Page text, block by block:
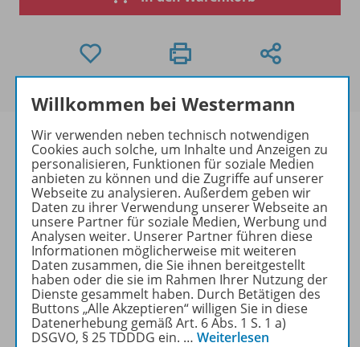
Produktinformationen
Beschreibung
Zugehörige Produkte
Willkommen bei Westermann
Wir verwenden neben technisch notwendigen
Cookies auch solche, um Inhalte und Anzeigen zu
personalisieren, Funktionen für soziale Medien
anbieten zu können und die Zugriffe auf unserer
Webseite zu analysieren. Außerdem geben wir
Daten zu ihrer Verwendung unserer Webseite an
unsere Partner für soziale Medien, Werbung und
Analysen weiter. Unserer Partner führen diese
Informationen möglicherweise mit weiteren
Daten zusammen, die Sie ihnen bereitgestellt
haben oder die sie im Rahmen Ihrer Nutzung der
Dienste gesammelt haben. Durch Betätigen des
Buttons „Alle Akzeptieren“ willigen Sie in diese
Datenerhebung gemäß Art. 6 Abs. 1 S. 1 a)
DSGVO, § 25 TDDDG ein. … Weiterlesen